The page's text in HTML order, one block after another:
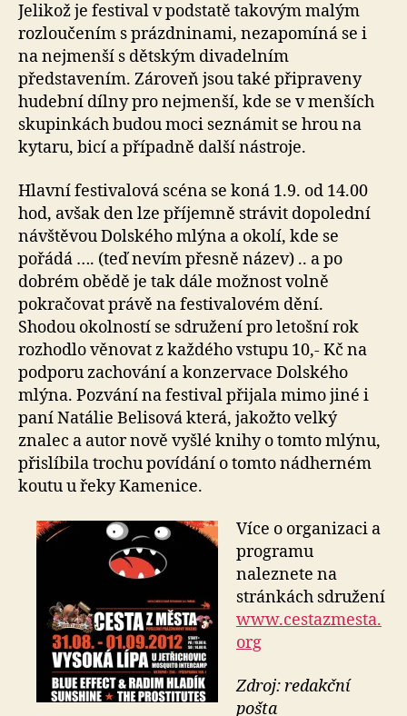
Jelikož je festival v podstatě takovým malým
rozloučením s prázdninami, nezapomíná se i
na nejmenší s dětským divadelním
představením. Zároveň jsou také připraveny
hudební dílny pro nejmenší, kde se v menších
skupinkách budou moci seznámit se hrou na
kytaru, bicí a případně další nástroje.
Hlavní festivalová scéna se koná 1.9. od 14.00
hod, avšak den lze příjemně strávit dopolední
návštěvou Dolského mlýna a okolí, kde se
pořádá …. (teď nevím přesně název) .. a po
dobrém obědě je tak dále možnost volně
pokračovat právě na festivalovém dění.
Shodou okolností se sdružení pro letošní rok
rozhodlo věnovat z každého vstupu 10,- Kč na
podporu zachování a konzervace Dolského
mlýna. Pozvání na festival přijala mimo jiné i
paní Natálie Belisová která, jakožto velký
znalec a autor nově vyšlé knihy o tomto mlýnu,
přislíbila trochu povídání o tomto nádherném
koutu u řeky Kamenice.
Více o organizaci a
programu
naleznete na
stránkách sdružení
www.cestazmesta.
org
Zdroj: redakční
pošta